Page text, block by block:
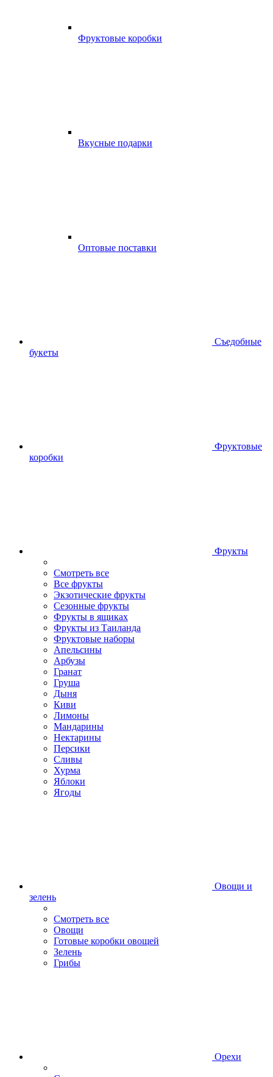
Фруктовые коробки
Вкусные подарки
Оптовые поставки
Съедобные
букеты
Фруктовые
коробки
Фрукты
Смотреть все
Все фрукты
Экзотические фрукты
Сезонные фрукты
Фрукты в ящиках
Фрукты из Таиланда
Фруктовые наборы
Апельсины
Арбузы
Гранат
Груша
Дыня
Киви
Лимоны
Мандарины
Нектарины
Персики
Сливы
Хурма
Яблоки
Ягоды
Овощи и
зелень
Смотреть все
Овощи
Готовые коробки овощей
Зелень
Грибы
Орехи